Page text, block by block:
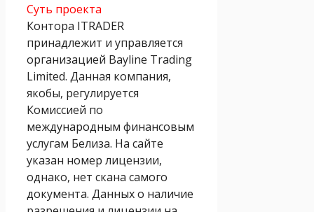
Суть проекта
Контора ITRADER
принадлежит и управляется
организацией Bayline Trading
Limited. Данная компания,
якобы, регулируется
Комиссией по
международным финансовым
услугам Белиза. На сайте
указан номер лицензии,
однако, нет скана самого
документа. Данных о наличие